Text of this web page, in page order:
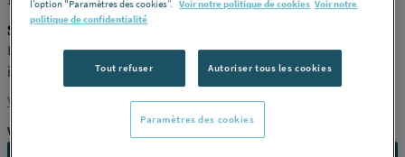
SCHLUTER ED/RO80E
Longueur 2,50 m -Dimensions Hauteur : 8 mm -Finition
inoxydable V2A -Référence
ED/RO80E
Voir la description complète
Vous avez un projet ?
l’option "Paramètres des cookies”.
Voir notre politique de cookies Voir notre
politique de confidentialité
Tout refuser Autoriser tous les cookies
Paramètres des cookies